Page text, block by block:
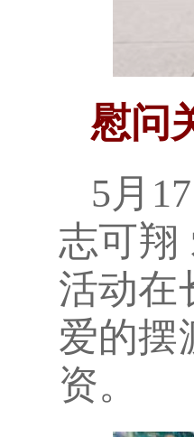
慰问
5月
志可翔
活动在
爱的摆
资。